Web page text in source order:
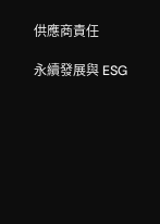
供應商責任
永續發展與 ESG